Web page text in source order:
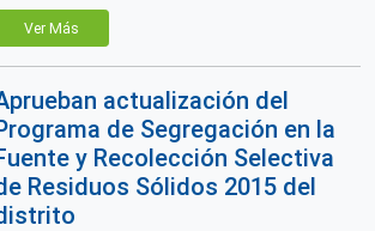
Ver Más
actualización del
de Segregación en la
y Recolección Selectiva
Residuos Sólidos 2015 del